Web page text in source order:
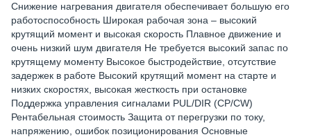
Снижение нагревания двигателя обеспечивает большую его
работоспособность Широкая рабочая зона – высокий
крутящий момент и высокая скорость Плавное движение и
очень низкий шум двигателя Не требуется высокий запас по
крутящему моменту Высокое быстродействие, отсутствие
задержек в работе Высокий крутящий момент на старте и
низких скоростях, высокая жесткость при остановке
Поддержка управления сигналами PUL/DIR (CP/CW)
Рентабельная стоимость Защита от перегрузки по току,
напряжению, ошибок позиционирования Основные